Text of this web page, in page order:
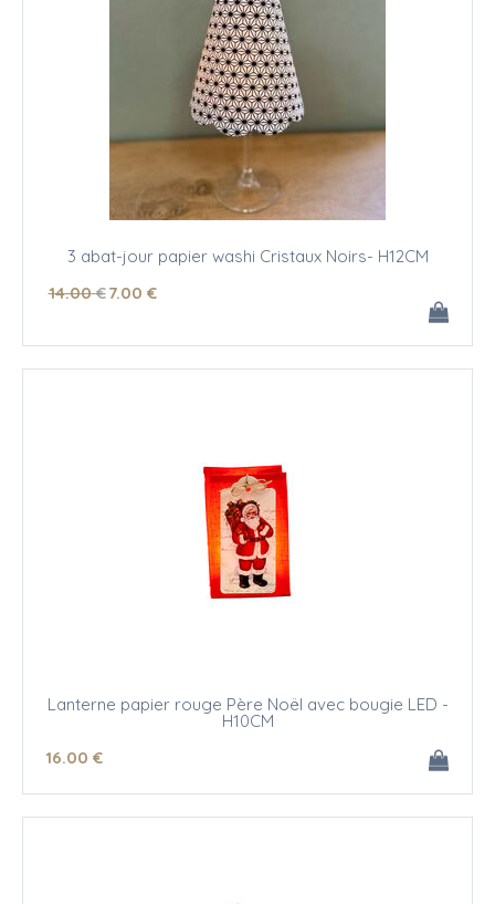
3 abat-jour papier washi Cristaux Noirs- H12CM
14.00 €7.00 €
Lanterne papier rouge Père Noël avec bougie LED -
H10CM
16.00 €